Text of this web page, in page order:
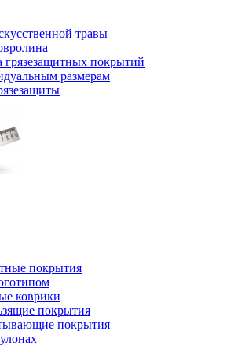
травы
грязезащитных покрытий
размерам
покрытия
коврики
покрытия
покрытия